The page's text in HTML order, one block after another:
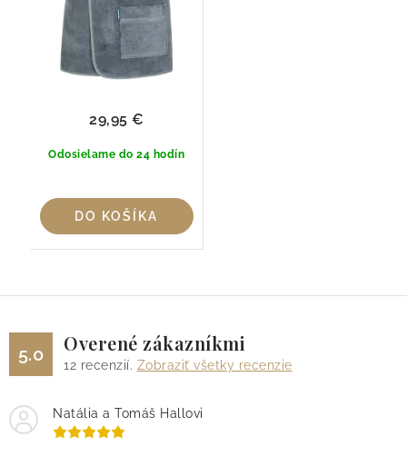
Odosielame do 24 hodín
29,95 €
DO KOŠÍKA
5.0 Overené zákazníkmi
12 recenzií. Zobraziť všetky recenzie
Natália a Tomáš Hallovi